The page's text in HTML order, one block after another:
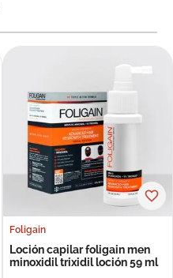
Foligain
Loción capilar foligain men
minoxidil trixidil loción 59 ml